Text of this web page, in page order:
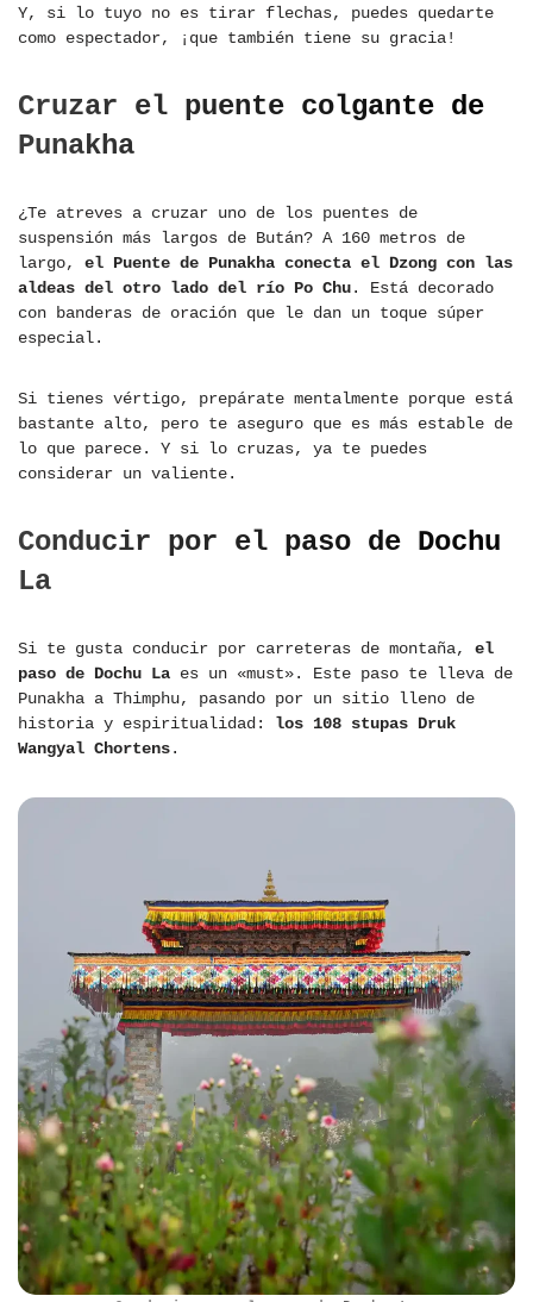
Y, si lo tuyo no es tirar flechas, puedes quedarte
como espectador, ¡que también tiene su gracia!
Cruzar el puente colgante de
Punakha
¿Te atreves a cruzar uno de los puentes de
suspensión más largos de Bután? A 160 metros de
largo, el Puente de Punakha conecta el Dzong con las
aldeas del otro lado del río Po Chu. Está decorado
con banderas de oración que le dan un toque súper
especial.
Si tienes vértigo, prepárate mentalmente porque está
bastante alto, pero te aseguro que es más estable de
lo que parece. Y si lo cruzas, ya te puedes
considerar un valiente.
Conducir por el paso de Dochu
La
Si te gusta conducir por carreteras de montaña, el
paso de Dochu La es un «must». Este paso te lleva de
Punakha a Thimphu, pasando por un sitio lleno de
historia y espiritualidad: los 108 stupas Druk
Wangyal Chortens.